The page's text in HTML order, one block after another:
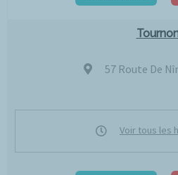
57 Route De
Voir tous les